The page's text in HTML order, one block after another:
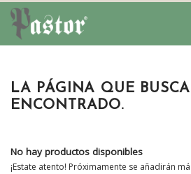
LA PÁGINA QUE
ENCONTRADO.
No hay productos disponibles
¡Estate atento! Próximamente se añadirán